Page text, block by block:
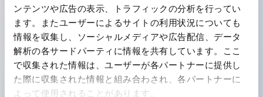
ンテンツや広告の表示、トラフィックの分析を行ってい
ます。またユーザーによるサイトの利用状況についても
情報を収集し、ソーシャルメディアや広告配信、データ
解析の各サードパーティに情報を共有しています。ここ
で収集された情報は、ユーザーが各パートナーに提供し
た際に収集された情報と組み合わされ、各パートナーに
よって使用されることがあります。
パネルへの取付強度が要求される用途や北米向け機械な
どに適した亜鉛ダイカストタイプ
フィンガープロテクション構造、ねじアップ端子構造、
保護構造IP20に対応したHW-U形コンタクトブロック
を搭載。